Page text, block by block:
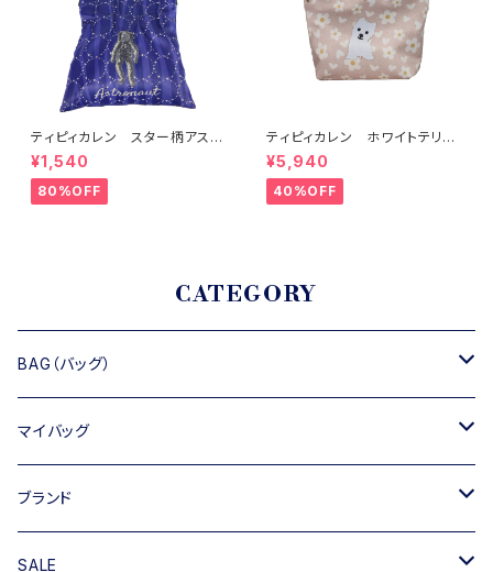
ティピィカレン スター柄アスト
ロクラウンプリントタックワンシ
ョルダーバッグ
¥1,540
80%OFF
ティピィカレン ホワイトテリア
2WAYミニトートバッグ
¥5,940
40%OFF
CATEGORY
BAG（バッグ）
トートバッグ
ショルダーバッグ
ハンドバッグ
マイバッグ
キャンバス
ブランド
TIPICURREN
SALE